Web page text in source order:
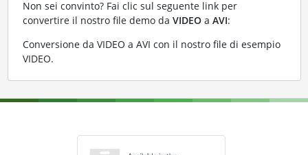
Non sei convinto? Fai clic sul seguente link per
convertire il nostro file demo da VIDEOa AVI:
Conversione da VIDEO a AVI con il nostro file di esempio
VIDEO.